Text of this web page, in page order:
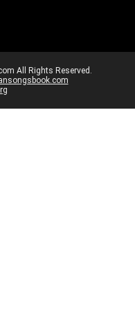
All Rights Reserved.